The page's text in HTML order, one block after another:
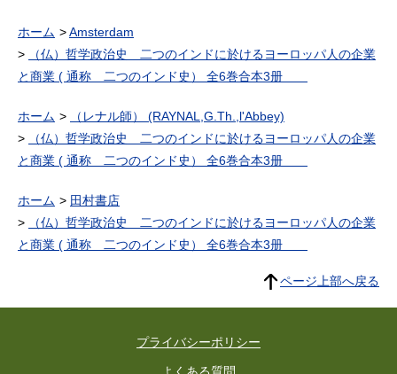
ホーム
Amsterdam
（仏）哲学政治史 二つのインドに於けるヨーロッパ人の企業
と商業 ( 通称 二つのインド史） 全6巻合本3册
ホーム
（レナル師） (RAYNAL,G.Th.,l'Abbey)
（仏）哲学政治史 二つのインドに於けるヨーロッパ人の企業
と商業 ( 通称 二つのインド史） 全6巻合本3册
ホーム
田村書店
（仏）哲学政治史 二つのインドに於けるヨーロッパ人の企業
と商業 ( 通称 二つのインド史） 全6巻合本3册
ページ上部へ戻る
プライバシーポリシー